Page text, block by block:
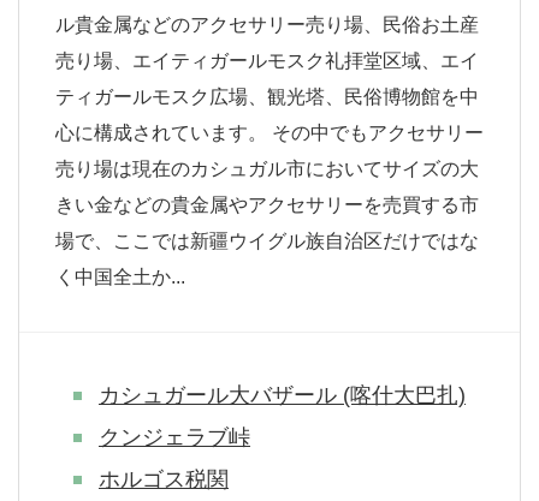
ル貴金属などのアクセサリー売り場、民俗お土産
売り場、エイティガールモスク礼拝堂区域、エイ
ティガールモスク広場、観光塔、民俗博物館を中
心に構成されています。 その中でもアクセサリー
売り場は現在のカシュガル市においてサイズの大
きい金などの貴金属やアクセサリーを売買する市
場で、ここでは新疆ウイグル族自治区だけではな
く中国全土か...
カシュガール大バザール (喀什大巴扎)
クンジェラブ峠
ホルゴス税関